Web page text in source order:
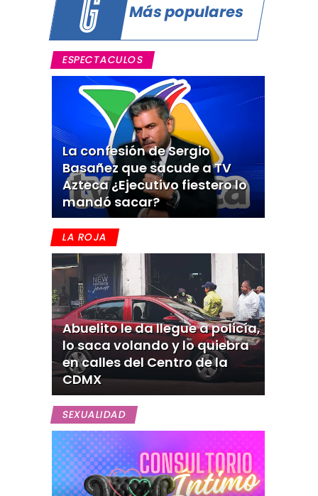
Más populares
ESPECTACULOS
La confesión de Sergio
Basañez que sacude a TV
Azteca ¿Ejecutivo fiestero lo
mandó sacar?
LA ROJA
Abuelito le da llegue a policía,
lo saca volando y lo quiebra
en calles del Centro de la
CDMX
SEXUALIDAD